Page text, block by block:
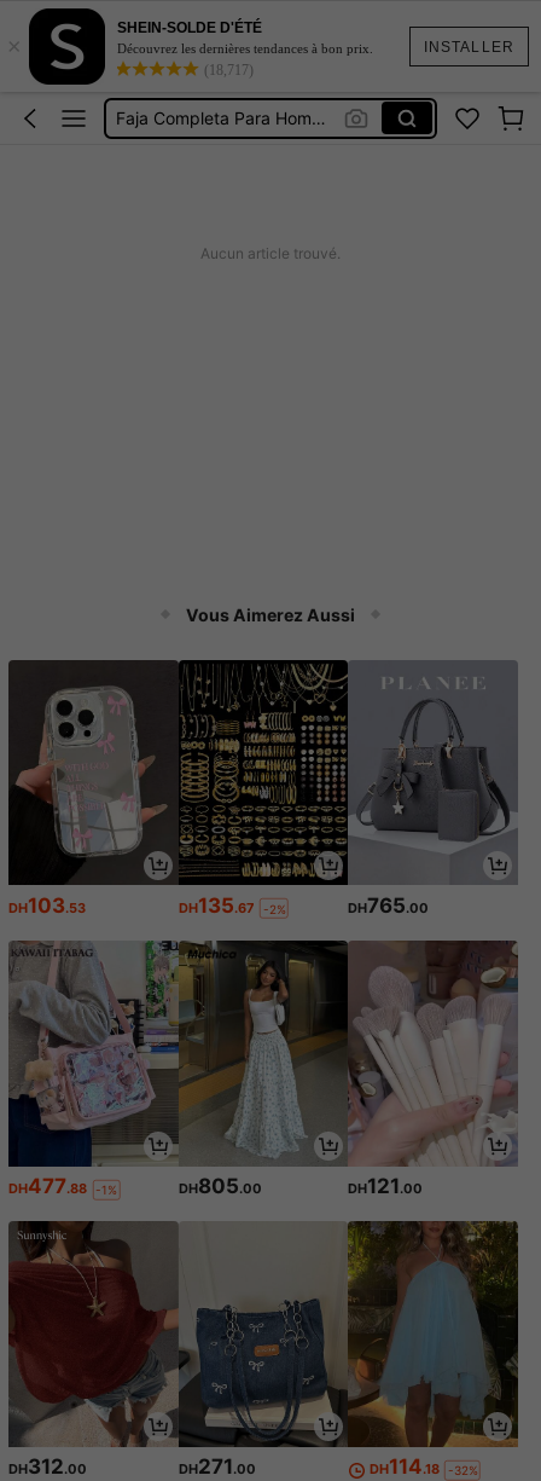
INSTALLER
×
SHEIN-SOLDE D'ÉTÉ
Découvrez les dernières tendances à bon prix.
(18,717)
Bodies Para Hombres
Body Para Hombre
Faja Completa Para Hombre
Aucun article trouvé.
Vous Aimerez Aussi
DH103.53 DH135.67 -2% DH765.00
DH477.88 -1% DH805.00 DH121.00
DH312.00 DH271 .00 DH114.18 -32%